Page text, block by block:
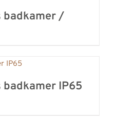
badkamer /
badkamer IP65